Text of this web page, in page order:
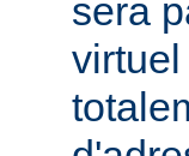
sera